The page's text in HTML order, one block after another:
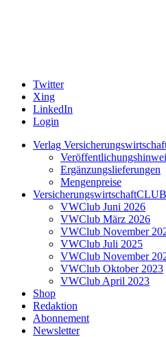
Twitter
Xing
LinkedIn
Login
Verlag
Ergänzungslieferungen
Mengenpreise
VWClub Juni 2026
VWClub März 2026
VWClub November
VWClub Juli 2025
VWClub November
VWClub Oktober 2023
VWClub April 2023
Shop
Redaktion
Abonnement
Newsletter